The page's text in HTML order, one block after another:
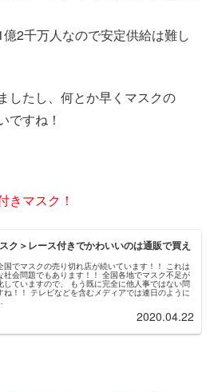
2千万人なので安定供給は難し
したし、何とか早くマスクの
ですね！
きマスク！
ク＞レース付きでかわいいのは通販で買え
国でマスクの売り切れ店が続いています！！ これは
社会問題でもあります！！ 全国各地でマスク不足が
していますので、 もう既に完全に他人事ではない問
ね！！ テレビなどを含むメディアでは連日のように
2020.04.22